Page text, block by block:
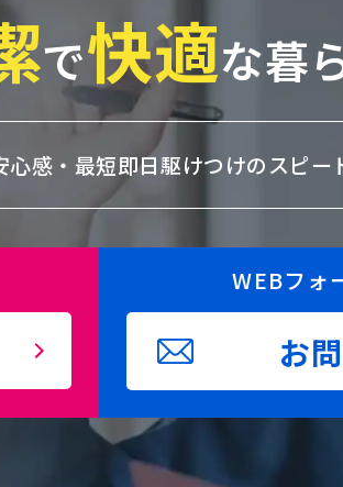
で快適な暮
感・ 最短即日駆けつけのスピー
WEBフォ
お